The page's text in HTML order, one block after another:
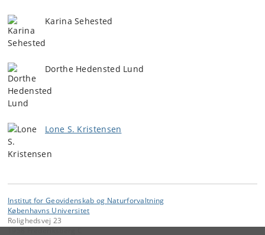
Karina Sehested
Dorthe Hedensted Lund
Lone S. Kristensen
Institut for Geovidenskab og Naturforvaltning
Københavns Universitet
Rolighedsvej 23